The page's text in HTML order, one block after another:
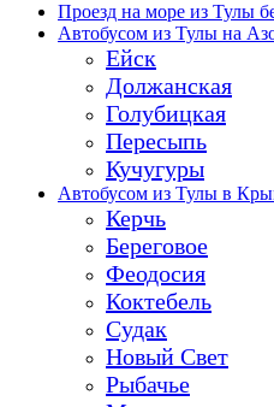
Проезд на море из Тулы
Автобусом из Тулы на
Ейск
Должанская
Голубицкая
Пересыпь
Кучугуры
Автобусом из Тулы в
Керчь
Береговое
Феодосия
Коктебель
Судак
Новый Свет
Рыбачье